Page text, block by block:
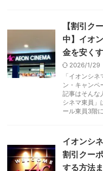
【割引ク
中】イオ
金を安く
2026/1/29
「イオンシ
ン・キャンペ
記事はそんな
シネマ東員」
ール東員3階
イオンシ
割引クー
する方法